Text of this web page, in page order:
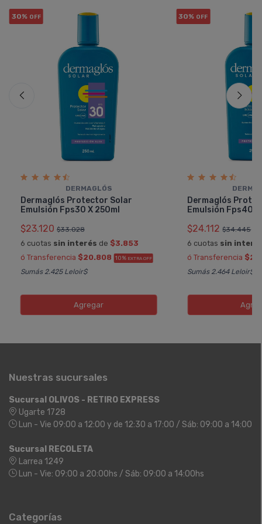
30% OFF
DERMAGLÓS
Dermaglós Protector Solar
Emulsión Fps30 X 250ml
$23.120 $33.028
6 cuotas sin interés de $3.853
ó Transferencia $20.808 10% EXTRA OFF
Sumás 2.425 Leloir$
Agregar
30% OFF
Dermaglós
Emulsión Fps40
$24.112 $34.445
6 cuotas sin
ó Transferencia
Sumás 2.464 Leloir$
Nuestras sucursales
Sucursal OLIVOS - RETIRO EXPRESS
Ugarte 1728
Lun - Vie 09:00 a 12:00 y de 12:30 a 17:00 / Sáb: 09:00 a 14:00
Sucursal RECOLETA
Larrea 1249
Lun - Vie: 09:00 a 20:00hs / Sáb: 09:00 a 14:00hs
Categorías